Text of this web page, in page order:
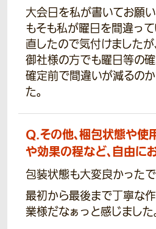
大会日を私が書いてお願
もそも私が曜日を間違っ
直したので気付けました
御社様の方でも曜日等の
確定前で間違いが減るの
た。
Q.その他、梱包状態や
や効果の程など、自由に
包装状態も大変良かったで
最初から最後まで丁寧な
業様だなぁっと感じました